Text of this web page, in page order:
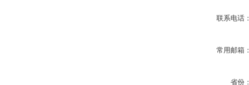
联系电话：
常用邮箱：
省份：